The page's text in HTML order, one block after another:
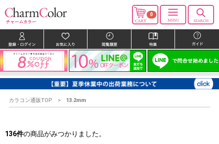
0
カラコン通販TOP 13.2mm
136件の商品がみつかりました。